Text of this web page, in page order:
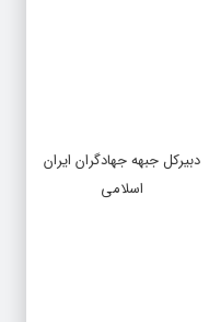
دبیرکل جبهه جهادگران ایران
اسلامی